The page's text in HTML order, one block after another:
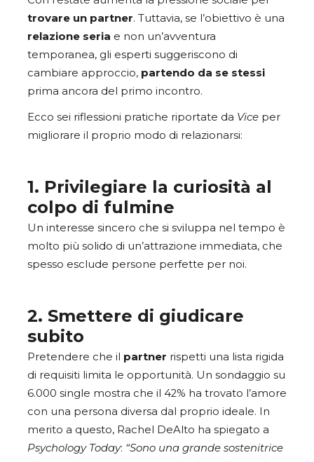
trovare un partner. Tuttavia, se l’obiettivo è una
relazione seria e non un’avventura
temporanea, gli esperti suggeriscono di
cambiare approccio, partendo da se stessi
prima ancora del primo incontro.
Ecco sei riflessioni pratiche riportate da Vice per
migliorare il proprio modo di relazionarsi:
1. Privilegiare la curiosità al
colpo di fulmine
Un interesse sincero che si sviluppa nel tempo è
molto più solido di un’attrazione immediata, che
spesso esclude persone perfette per noi.
2. Smettere di giudicare
subito
Pretendere che il partner rispetti una lista rigida
di requisiti limita le opportunità. Un sondaggio su
6.000 single mostra che il 42% ha trovato l’amore
con una persona diversa dal proprio ideale. In
merito a questo, Rachel DeAlto ha spiegato a
Psychology Today: “Sono una grande sostenitrice